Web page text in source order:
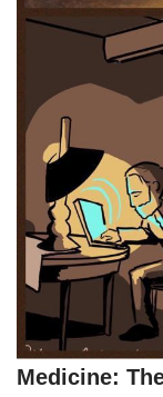
Medicine: